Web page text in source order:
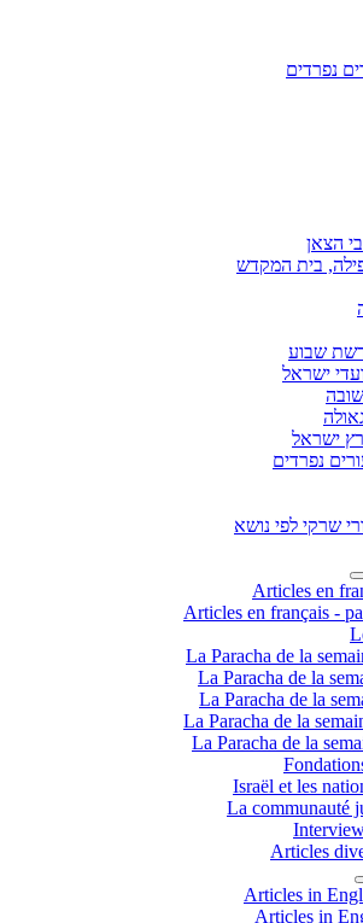
נפרדים
הצאן
בית המקדש
שבוע
ישראל
ישראל
נפרדים
שרקי לפי נושא
Articles en
La Paracha de la
La Paracha de la
La Paracha de la
La Paracha de la
La Paracha de la
Israël et les
La communauté
Articles
Articles in
Articles in